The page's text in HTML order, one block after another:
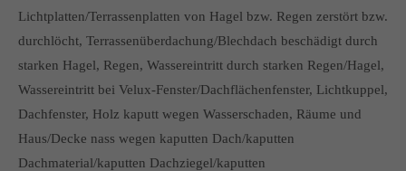
Lichtplatten/Terrassenplatten von Hagel bzw. Regen zerstört bzw.
durchlöcht, Terrassenüberdachung/Blechdach beschädigt durch
starken Hagel, Regen, Wassereintritt durch starken Regen/Hagel,
Wassereintritt bei Velux-Fenster/Dachflächenfenster, Lichtkuppel,
Dachfenster, Holz kaputt wegen Wasserschaden, Räume und
Haus/Decke nass wegen kaputten Dach/kaputten
Dachmaterial/kaputten Dachziegel/kaputten